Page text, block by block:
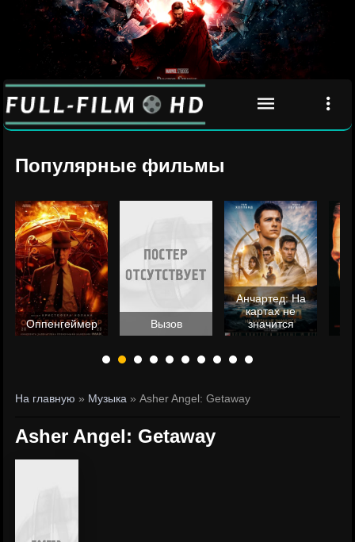
Популярные фильмы
Оппенгеймер Вызов
Анчартед: На
картах не
значится
На главную » Музыка » Asher Angel: Getaway
Asher Angel: Getaway